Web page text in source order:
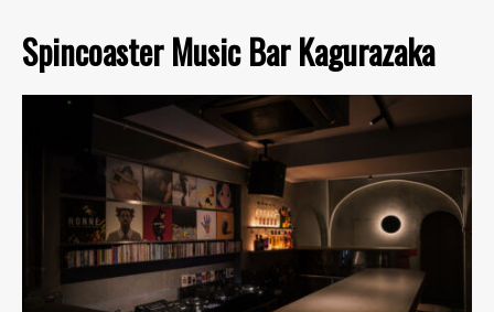
Spincoaster Music Bar Kagurazaka